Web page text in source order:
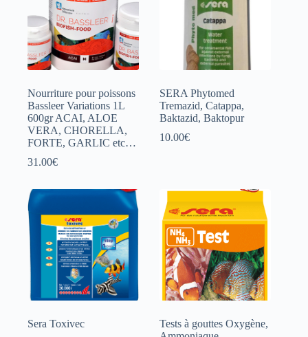
Nourriture pour poissons
Bassleer Variations 1L
600gr ACAI, ALOE
VERA, CHORELLA,
FORTE, GARLIC etc…
31.00€
SERA Phytomed
Tremazid, Catappa,
Baktazid, Baktopur
10.00€
Sera Toxivec
Tests à gouttes Oxygène,